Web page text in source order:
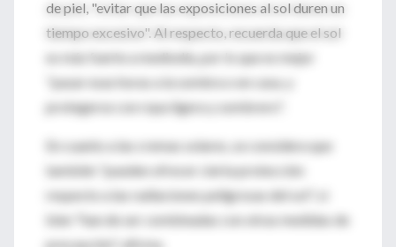
de piel, "evitar que las exposiciones al sol duren un
tiempo excesivo". Al respecto, recuerda que el sol
es más fuerte a mediodía, por lo que es mejor
"pasar esas horas a la sombra o en casa, y
protegerse con ropa ligera y sombrero".
En cuanto a las cremas solares, se considera que
también "pueden ofrecer cierta protección
respecto a las radiaciones peligrosas del sol", si
bien "han de ser combinadas con otras medidas de